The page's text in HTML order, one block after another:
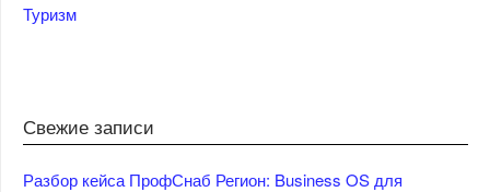
Туризм
Свежие записи
Разбор кейса ПрофСнаб Регион: Business OS для